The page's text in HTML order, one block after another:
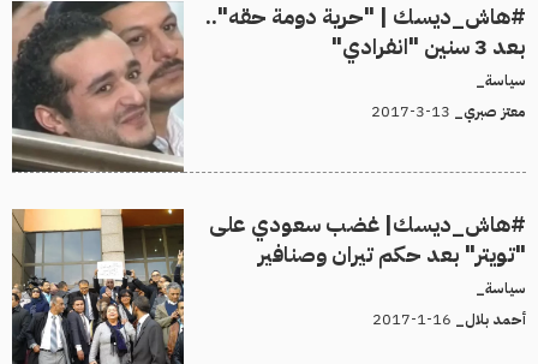
#هاش_ديسك | "حرية دومة حقه"..
بعد 3 سنين "انفرادي"
سياسة_
معتز صبري_
#هاش_ديسك| غضب سعودي على
"تويتر" بعد حكم تيران وصنافير
سياسة_
أحمد بلال_